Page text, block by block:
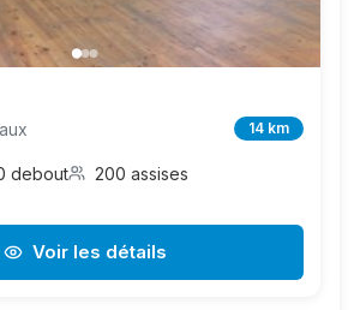
14 km
debout 200 assises
Voir les détails